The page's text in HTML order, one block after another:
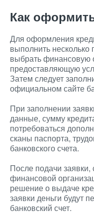
Как
Для оформления
выполнить
выбрать финансовую
предоставляющую
Затем следует
официальном сайте
При заполнении
данные, сумму
потребоваться
сканы паспорта,
банковского счета.
После подачи заявки,
финансовой
решение о выдаче
заявки деньги будут
банковский счет.